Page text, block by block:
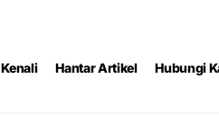
Kenali Hantar Artikel Hubungi